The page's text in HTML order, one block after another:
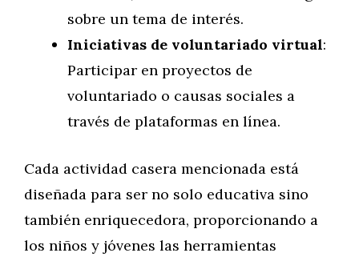
sobre un tema de interés.
Iniciativas de voluntariado virtual:
Participar en proyectos de
voluntariado o causas sociales a
través de plataformas en línea.
Cada actividad casera mencionada está
diseñada para ser no solo educativa sino
también enriquecedora, proporcionando a
los niños y jóvenes las herramientas